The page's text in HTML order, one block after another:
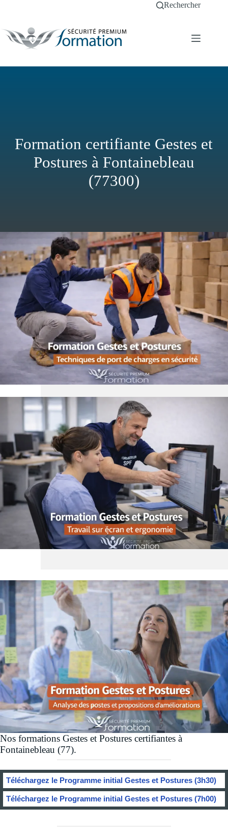
Rechercher
Formation certifiante Gestes et
Postures à Fontainebleau
(77300)
Nos formations Gestes et Postures certifiantes à
Fontainebleau (77).
Téléchargez le Programme initial Gestes et Postures (3h30)
Téléchargez le Programme initial Gestes et Postures (7h00)